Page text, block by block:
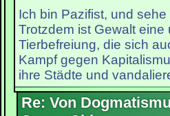
Ich bin Pazifist, und
Trotzdem ist Gewalt
Tierbefreiung, die sich
Kampf gegen
ihre Städte und
Re: Von